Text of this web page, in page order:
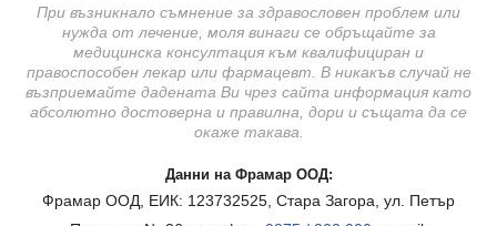
При възникнало съмнение за здравословен проблем или
нужда от лечение, моля винаги се обръщайте за
медицинска консултация към квалифициран и
правоспособен лекар или фармацевт. В никакъв случай не
възприемайте дадената Ви чрез сайта информация като
абсолютно достоверна и правилна, дори и същата да се
окаже такава.
Данни на Фрамар ООД:
Фрамар ООД, ЕИК: 123732525, Стара Загора, ул. Петър